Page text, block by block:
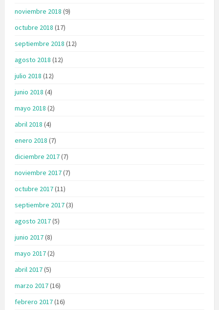
noviembre 2018 (9)
octubre 2018 (17)
septiembre 2018 (12)
agosto 2018 (12)
julio 2018 (12)
junio 2018 (4)
mayo 2018 (2)
abril 2018 (4)
enero 2018 (7)
diciembre 2017(7)
noviembre 2017(7)
octubre 2017(11)
septiembre 2017(3)
agosto 2017(5)
junio 2017(8)
mayo 2017(2)
abril 2017(5)
marzo 2017(16)
febrero 2017(16)